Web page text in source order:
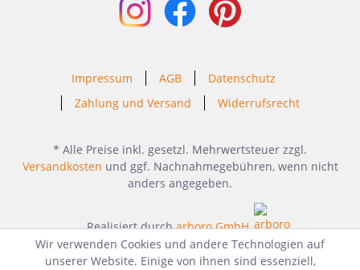
Impressum AGB
Datenschutz
Zahlung und Versand
Widerrufsrecht
* Alle Preise inkl. gesetzl. Mehrwertsteuer zzgl.
Versandkosten und ggf. Nachnahmegebühren, wenn nicht
anders angegeben.
Realisiert durcharboro GmbH
Wir verwenden Cookies und andere Technologien auf
unserer Website. Einige von ihnen sind essenziell,